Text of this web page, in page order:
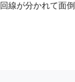
線が分かれて面